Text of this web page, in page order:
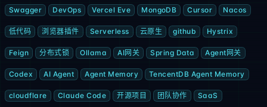
Swagger DevOps Vercel Eve MongoDB Cursor Nacos
低代码 浏览器插件 Serverless 云原生 github Hystrix
Feign 分布式锁 Ollama AI网关 Spring Data Agent网关
Codex AI Agent Agent Memory TencentDB Agent Memory
cloudflare Claude Code 开源项目 团队协作 SaaS